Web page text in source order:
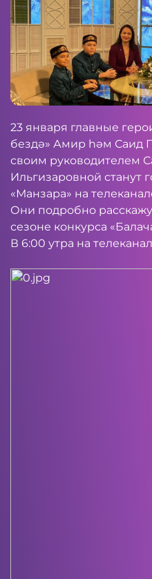
23 января главные
бездә» Амир һәм Саид
своим руководителем
Ильгизаровной станут
«Манзара» на
Они подробно
сезоне конкурса
В 6:00 утра на